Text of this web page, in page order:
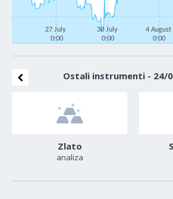
27 July
0:00
30 July
0:00
4 August
0:00
Ostali instrumenti - 24/
Zlato
analiza